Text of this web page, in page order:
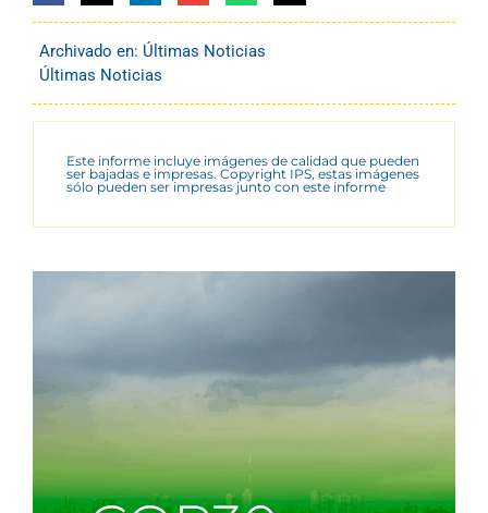
Archivado en: Últimas Noticias
Últimas Noticias
Este informe incluye imágenes de calidad que pueden
ser bajadas e impresas. Copyright IPS, estas imágenes
sólo pueden ser impresas junto con este informe